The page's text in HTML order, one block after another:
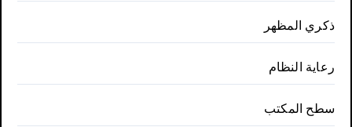
ذكري المظهر
رعاية النظام
سطح المكتب